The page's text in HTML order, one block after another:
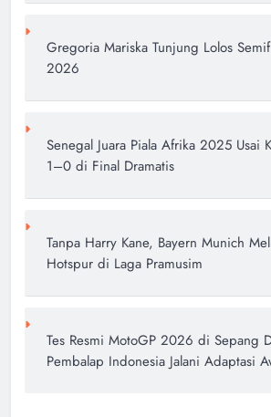
Gregoria Mariska Tunjung Lolos
2026
Senegal Juara Piala Afrika 2025 Usai
1–0 di Final Dramatis
Tanpa Harry Kane, Bayern Munich
Hotspur di Laga Pramusim
Tes Resmi MotoGP 2026 di Sepang
Pembalap Indonesia Jalani Adaptasi